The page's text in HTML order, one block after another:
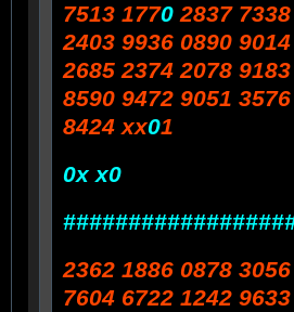
7513 1770 2837
2403 9936 0890
2685 2374 2078
8590 9472 9051
8424 xx01
0x x0
2362 1886 0878
7604 6722 1242